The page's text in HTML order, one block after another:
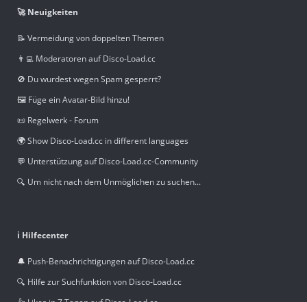
🚀 Neuigkeiten
📝 Vermeidung von doppelten Themen
👨‍💻 Moderatoren auf Disco-Load.cc
🚫 Du wurdest wegen Spam gesperrt?
🖼️ Füge ein Avatar-Bild hinzu!
📜 Regelwerk - Forum
🌍 Show Disco-Load.cc in different languages
💬 Unterstützung auf Disco-Load.cc-Community
🔍 Um nicht nach dem Unmöglichen zu suchen...
ℹ️ Hilfecenter
🔔 Push-Benachrichtigungen auf Disco-Load.cc
🔍 Hilfe zur Suchfunktion von Disco-Load.cc